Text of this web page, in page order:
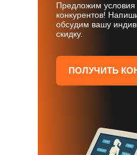
Предложим
конкурентов!
обсудим вашу
скидку.
ПОЛУЧИТЬ